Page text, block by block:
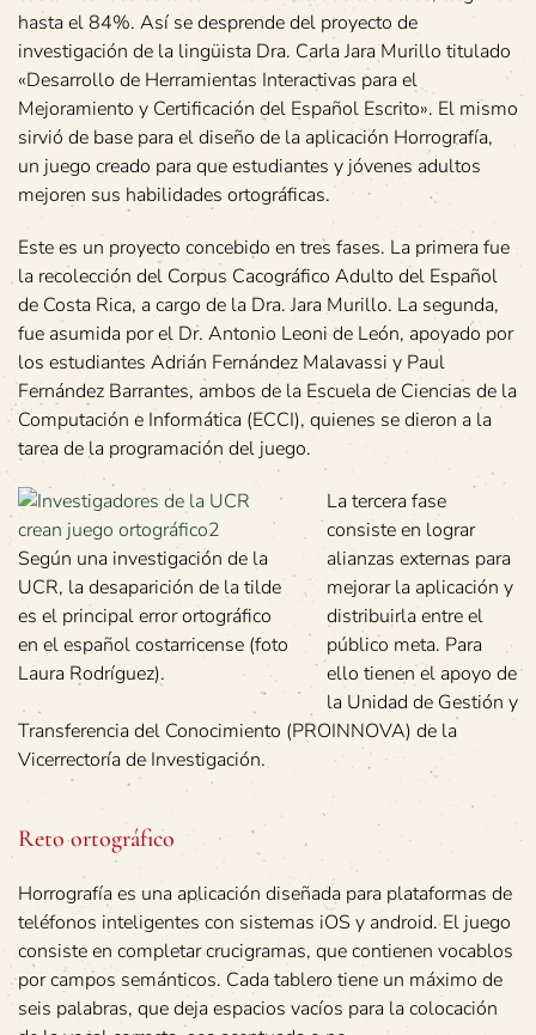
hasta el 84%. Así se desprende del proyecto de
investigación de la lingüista Dra. Carla Jara Murillo titulado
«Desarrollo de Herramientas Interactivas para el
Mejoramiento y Certificación del Español Escrito». El mismo
sirvió de base para el diseño de la aplicación Horrografía,
un juego creado para que estudiantes y jóvenes adultos
mejoren sus habilidades ortográficas.
Este es un proyecto concebido en tres fases. La primera fue
la recolección del Corpus Cacográfico Adulto del Español
de Costa Rica, a cargo de la Dra. Jara Murillo. La segunda,
fue asumida por el Dr. Antonio Leoni de León, apoyado por
los estudiantes Adrián Fernández Malavassi y Paul
Fernández Barrantes, ambos de la Escuela de Ciencias de la
Computación e Informática (ECCI), quienes se dieron a la
tarea de la programación del juego.
Según una investigación de la
UCR, la desaparición de la tilde
es el principal error ortográfico
en el español costarricense (foto
Laura Rodríguez).
La tercera fase
consiste en lograr
alianzas externas para
mejorar la aplicación y
distribuirla entre el
público meta. Para
ello tienen el apoyo de
la Unidad de Gestión y
Transferencia del Conocimiento (PROINNOVA) de la
Vicerrectoría de Investigación.
Reto ortográfico
Horrografía es una aplicación diseñada para plataformas de
teléfonos inteligentes con sistemas iOS y android. El juego
consiste en completar crucigramas, que contienen vocablos
por campos semánticos. Cada tablero tiene un máximo de
seis palabras, que deja espacios vacíos para la colocación